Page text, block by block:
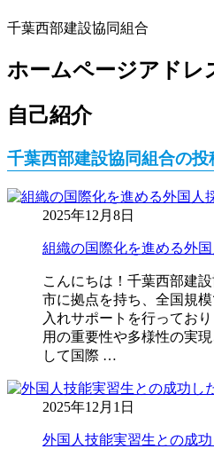
千葉西部建設協同組合
ホームページアドレ
自己紹介
千葉西部建設協同組合の投
2025年12月8日
組織の国際化を進める外
こんにちは！千葉西部建
市に拠点を持ち、全国規
入れサポートを行ってお
用の重要性や多様性の実
して国際 …
2025年12月1日
外国人技能実習生との成